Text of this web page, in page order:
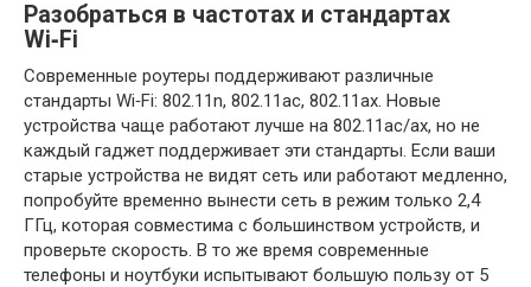
Разобраться в частотах и стандартах
Wi‑Fi
Современные роутеры поддерживают различные
стандарты Wi‑Fi: 802.11n, 802.11ac, 802.11ax. Новые
устройства чаще работают лучше на 802.11ac/ax, но не
каждый гаджет поддерживает эти стандарты. Если ваши
старые устройства не видят сеть или работают медленно,
попробуйте временно вынести сеть в режим только 2,4
ГГц, которая совместима с большинством устройств, и
проверьте скорость. В то же время современные
телефоны и ноутбуки испытывают большую пользу от 5